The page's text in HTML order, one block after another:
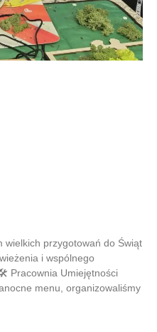
wielkich przygotowań do Świąt
i wspólnego
Pracownia Umiejętności
menu, organizowaliśmy